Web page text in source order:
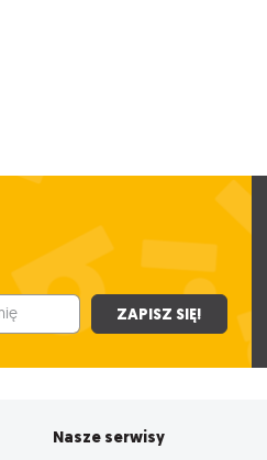
ZAPISZ SIĘ!
Nasze serwisy